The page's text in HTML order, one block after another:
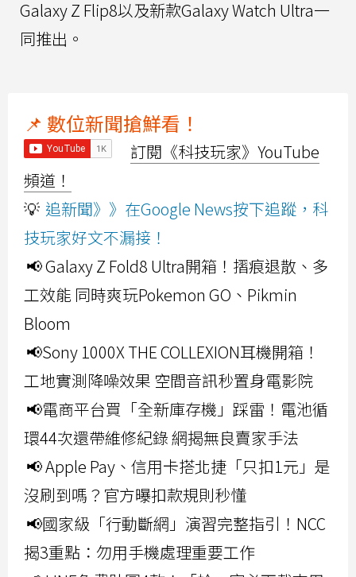
Galaxy Z Flip8以及新款Galaxy Watch Ultra一
同推出。
📌 數位新聞搶鮮看！
訂閱《科技玩家》YouTube
頻道！
💡 追新聞》》在Google News按下追蹤，科
技玩家好文不漏接！
📢 Galaxy Z Fold8 Ultra開箱！摺痕退散、多
工效能 同時爽玩Pokemon GO、Pikmin
Bloom
📢Sony 1000X THE COLLEXION耳機開箱！
工地實測降噪效果 空間音訊秒置身電影院
📢電商平台買「全新庫存機」踩雷！電池循
環44次還帶維修紀錄 網揭無良賣家手法
📢 Apple Pay、信用卡搭北捷「只扣1元」是
沒刷到嗎？官方曝扣款規則秒懂
📢國家級「行動斷網」演習完整指引！NCC
揭3重點：勿用手機處理重要工作